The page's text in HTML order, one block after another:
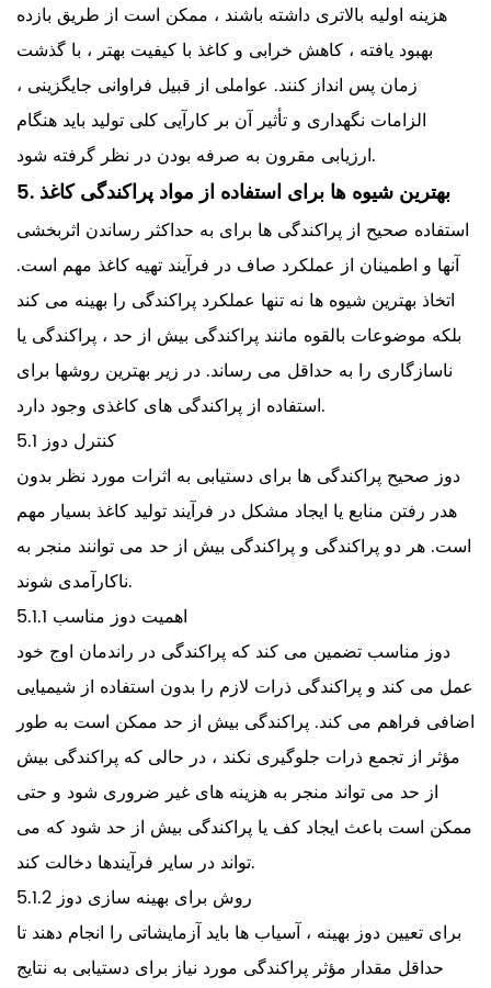
هزینه اولیه بالاتری داشته باشند ، ممکن است از طریق بازده
بهبود یافته ، کاهش خرابی و کاغذ با کیفیت بهتر ، با گذشت
زمان پس انداز کنند. عواملی از قبیل فراوانی جایگزینی ،
الزامات نگهداری و تأثیر آن بر کارآیی کلی تولید باید هنگام
ارزیابی مقرون به صرفه بودن در نظر گرفته شود.
5. بهترین شیوه ها برای استفاده از مواد پراکندگی کاغذ
استفاده صحیح از پراکندگی ها برای به حداکثر رساندن اثربخشی
آنها و اطمینان از عملکرد صاف در فرآیند تهیه کاغذ مهم است.
اتخاذ بهترین شیوه ها نه تنها عملکرد پراکندگی را بهینه می کند
بلکه موضوعات بالقوه مانند پراکندگی بیش از حد ، پراکندگی یا
ناسازگاری را به حداقل می رساند. در زیر بهترین روشها برای
استفاده از پراکندگی های کاغذی وجود دارد.
5.1 کنترل دوز
دوز صحیح پراکندگی ها برای دستیابی به اثرات مورد نظر بدون
هدر رفتن منابع یا ایجاد مشکل در فرآیند تولید کاغذ بسیار مهم
است. هر دو پراکندگی و پراکندگی بیش از حد می توانند منجر به
ناکارآمدی شوند.
5.1.1 اهمیت دوز مناسب
دوز مناسب تضمین می کند که پراکندگی در راندمان اوج خود
عمل می کند و پراکندگی ذرات لازم را بدون استفاده از شیمیایی
اضافی فراهم می کند. پراکندگی بیش از حد ممکن است به طور
مؤثر از تجمع ذرات جلوگیری نکند ، در حالی که پراکندگی بیش
از حد می تواند منجر به هزینه های غیر ضروری شود و حتی
ممکن است باعث ایجاد کف یا پراکندگی بیش از حد شود که می
تواند در سایر فرآیندها دخالت کند.
5.1.2 روش برای بهینه سازی دوز
برای تعیین دوز بهینه ، آسیاب ها باید آزمایشاتی را انجام دهند تا
حداقل مقدار مؤثر پراکندگی مورد نیاز برای دستیابی به نتایج